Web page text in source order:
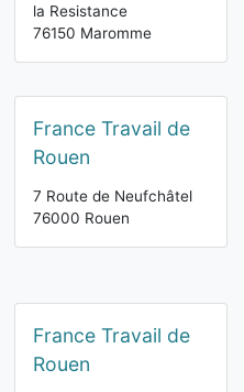
la Resistance
76150 Maromme
France Travail de
Rouen
7 Route de Neufchâtel
76000 Rouen
France Travail de
Rouen